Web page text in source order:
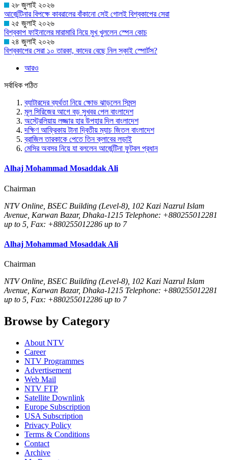
২৮ জুলাই ২০২৬
আর্জেন্টিনার বিপক্ষে কাবরালের বাঁকানো সেই গোলই বিশ্বকাপের সেরা
২৫ জুলাই ২০২৬
বিশ্বকাপ ফাইনালের মারামারি নিয়ে মুখ খুললেন স্পেন কোচ
২৪ জুলাই ২০২৬
বিশ্বকাপের সেরা ১০ তারকা, কাদের বেছে নিল স্কাই স্পোর্টস?
আরও
সর্বাধিক পঠিত
ব্যাটারদের ব্যর্থতা নিয়ে ক্ষোভ ঝাড়লেন সিমন্স
মূল সিরিজের আগে বড় সুখবর পেল বাংলাদেশ
অস্ট্রেলিয়ায় লজ্জার হার উপহার দিল বাংলাদেশ
দক্ষিণ আফ্রিকায় টানা দ্বিতীয় ম্যাচ জিতল বাংলাদেশ
ব্রাজিল তারকাকে পেতে তিন ক্লাবের লড়াই
মেসির অবসর নিয়ে যা বললেন আর্জেন্টিনা ফুটবল প্রধান
Alhaj Mohammad Mosaddak Ali
Chairman
NTV Online, BSEC Building (Level-8), 102 Kazi Nazrul Islam
Avenue, Karwan Bazar, Dhaka-1215 Telephone: +880255012281
up to 5, Fax: +880255012286 up to 7
Alhaj Mohammad Mosaddak Ali
Chairman
NTV Online, BSEC Building (Level-8), 102 Kazi Nazrul Islam
Avenue, Karwan Bazar, Dhaka-1215 Telephone: +880255012281
up to 5, Fax: +880255012286 up to 7
Browse by Category
About NTV
Career
NTV Programmes
Advertisement
Web Mail
NTV FTP
Satellite Downlink
Europe Subscription
USA Subscription
Privacy Policy
Terms & Conditions
Contact
Archive